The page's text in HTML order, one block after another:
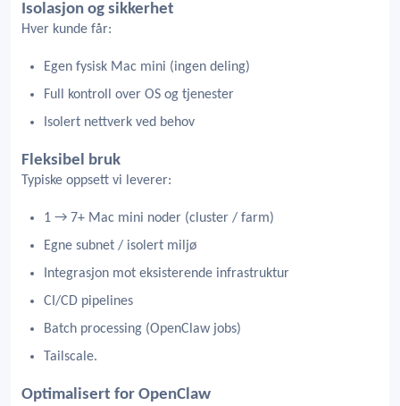
Isolasjon og sikkerhet
Hver kunde får:
Egen fysisk Mac mini (ingen deling)
Full kontroll over OS og tjenester
Isolert nettverk ved behov
Fleksibel bruk
Typiske oppsett vi leverer:
1 → 7+ Mac mini noder (cluster / farm)
Egne subnet / isolert miljø
Integrasjon mot eksisterende infrastruktur
CI/CD pipelines
Batch processing (OpenClaw jobs)
Tailscale.
Optimalisert for OpenClaw